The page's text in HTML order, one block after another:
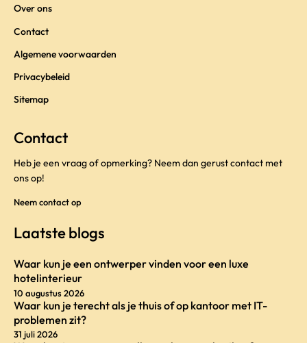
Over ons
Contact
Algemene voorwaarden
Privacybeleid
Sitemap
Contact
Heb je een vraag of opmerking? Neem dan gerust contact met
ons op!
Neem contact op
Laatste blogs
Waar kun je een ontwerper vinden voor een luxe
hotelinterieur
10 augustus 2026
Waar kun je terecht als je thuis of op kantoor met IT-
problemen zit?
31 juli 2026